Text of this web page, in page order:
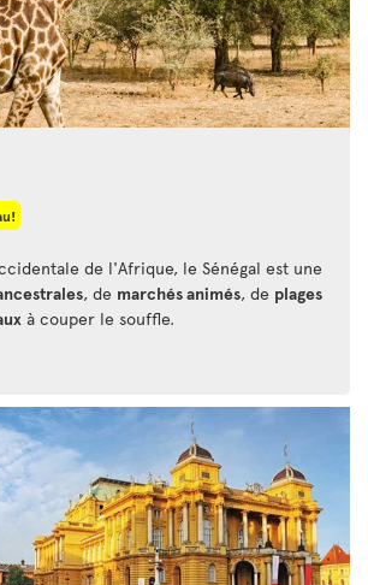
de l'Afrique, le Sénégal est une
, de marchés animés, de plages
à couper le souffle.